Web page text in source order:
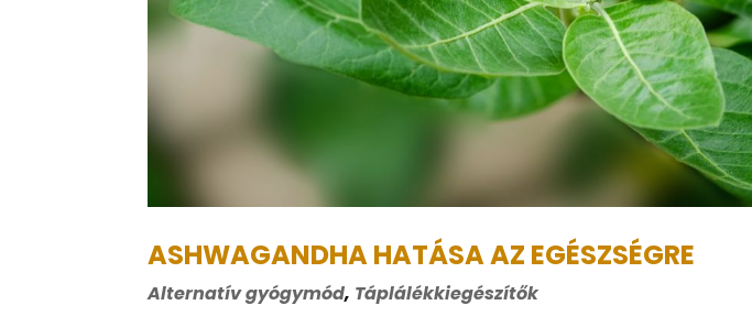
ASHWAGANDHA HATÁSA AZ EGÉSZSÉGRE
Alternatív gyógymód, Táplálékkiegészítők